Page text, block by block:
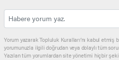
Yorum yazarak Topluluk Kuralları’nı kabul etmiş
yorumunuzla ilgili doğrudan veya dolaylı tüm
Yazılan tüm yorumlardan site yönetimi hiçbir